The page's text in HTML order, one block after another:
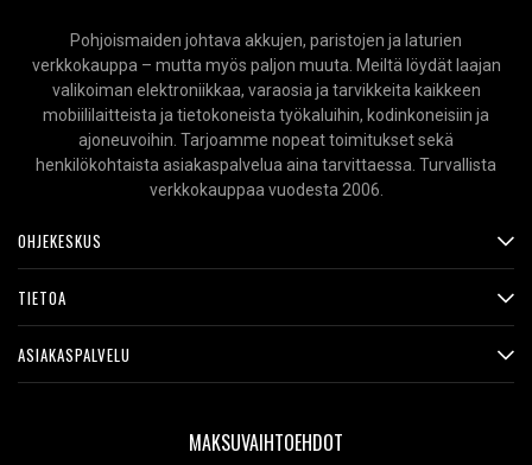
Pohjoismaiden johtava akkujen, paristojen ja laturien
verkkokauppa – mutta myös paljon muuta. Meiltä löydät laajan
valikoiman elektroniikkaa, varaosia ja tarvikkeita kaikkeen
mobiililaitteista ja tietokoneista työkaluihin, kodinkoneisiin ja
ajoneuvoihin. Tarjoamme nopeat toimitukset sekä
henkilökohtaista asiakaspalvelua aina tarvittaessa. Turvallista
verkkokauppaa vuodesta 2006.
OHJEKESKUS
TIETOA
ASIAKASPALVELU
MAKSUVAIHTOEHDOT